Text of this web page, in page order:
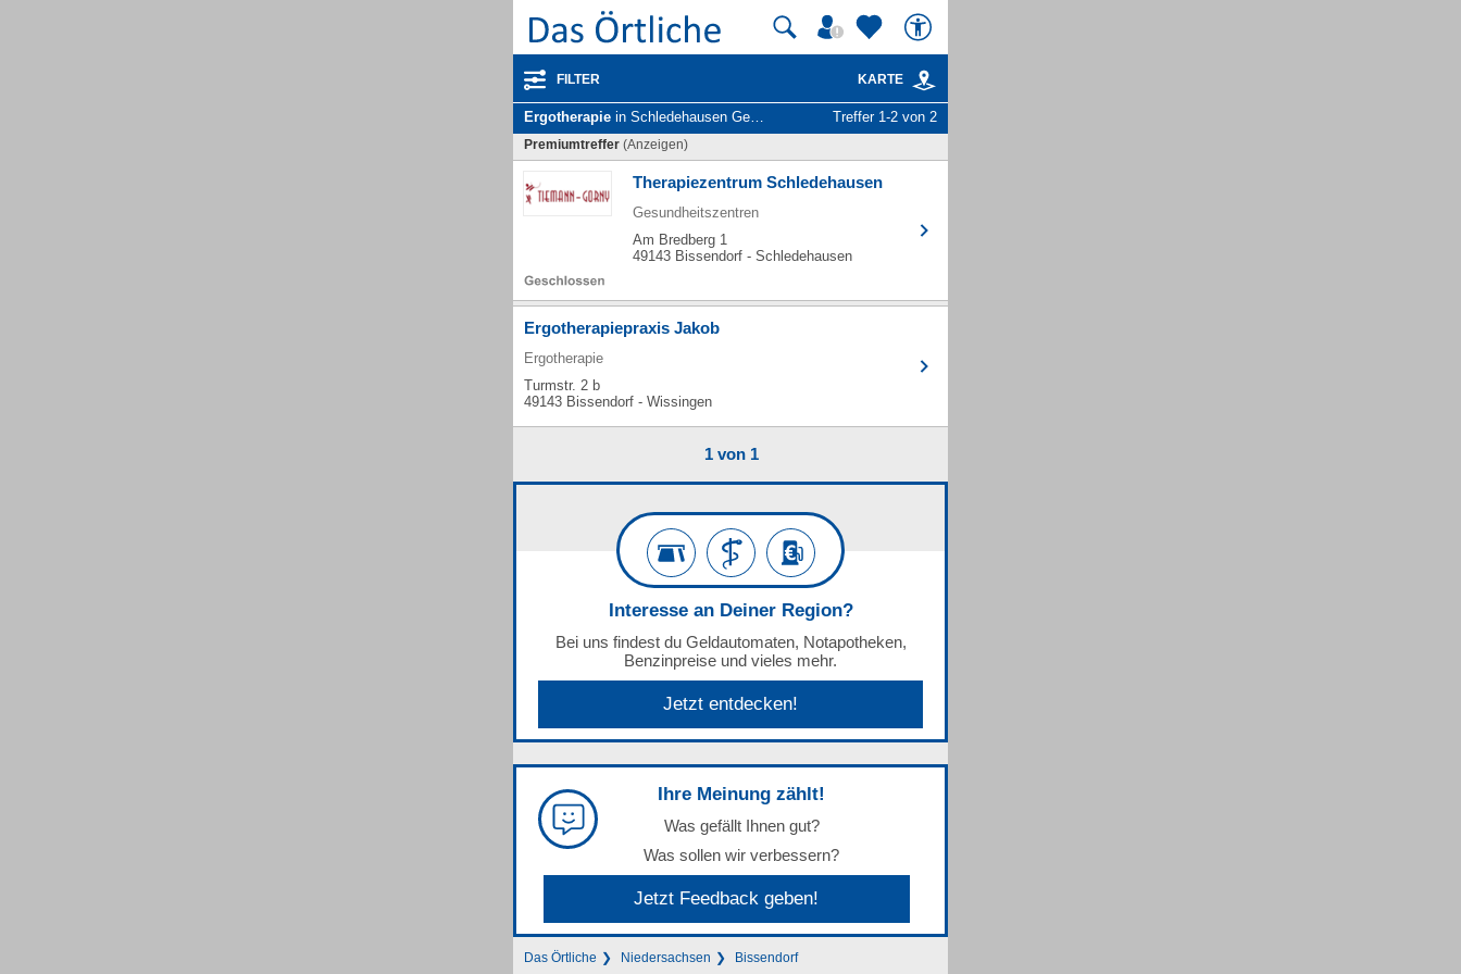
FILTER KARTE
Ergotherapie in Schledehausen Gem. Bissendorf Treffer 1-2 von 2
Premiumtreffer (Anzeigen)
Therapiezentrum Schledehausen
Gesundheitszentren
Am Bredberg 1
49143 Bissendorf - Schledehausen
Ergotherapiepraxis Jakob
Ergotherapie
Turmstr. 2 b
49143 Bissendorf - Wissingen
1 von 1
Interesse an Deiner Region?
Bei uns findest du Geldautomaten, Notapotheken,
Benzinpreise und vieles mehr.
Jetzt entdecken!
Ihre Meinung zählt!
Was gefällt Ihnen gut?
Was sollen wir verbessern?
Jetzt Feedback geben!
Das Örtliche Niedersachsen Bissendorf